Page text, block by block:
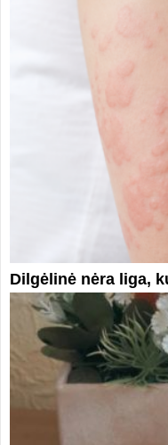
Dilgėlinė nėra liga,